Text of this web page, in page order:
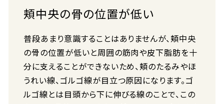
頬中央の骨の位置が低い
普段あまり意識することはありませんが、頬中央
の骨の位置が低いと周囲の筋肉や皮下脂肪を十
分に支えることができないため、頬のたるみやほ
うれい線、ゴルゴ線が目立つ原因になります。ゴ
ルゴ線とは目頭から下に伸びる線のことで、この